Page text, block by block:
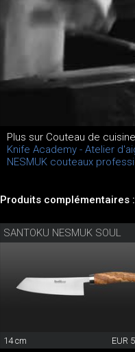
Plus sur Couteau de
Knife Academy - Atelier
NESMUK couteaux
Produits complémentaires :
SANTOKU NESMUK SOUL
14 cm EUR